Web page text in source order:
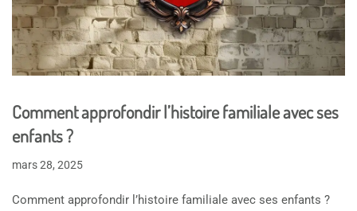
Comment approfondir l’histoire familiale avec ses
enfants ?
mars 28, 2025
Comment approfondir l’histoire familiale avec ses enfants ?